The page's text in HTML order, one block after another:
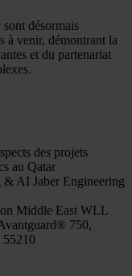
désormais
à venir, démontrant la
et du partenariat
des projets
au Qatar
AI Jaber Engineering
Middle East WLL
750,
55210